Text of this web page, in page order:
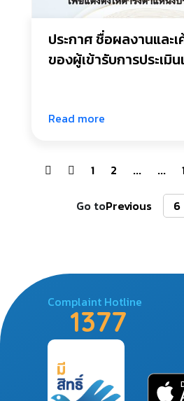
ประกาศ ชื่อผลงานและ
ของผู้เข้ารับการประเมิ
Read more
1 2 ... ...
Go toPrevious
Complaint Hotline
1377